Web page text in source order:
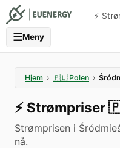
⚡️
☰Meny
Hjem › 🇵🇱 Polen ›
⚡️ Strømpriser
Strømprisen i
nå.